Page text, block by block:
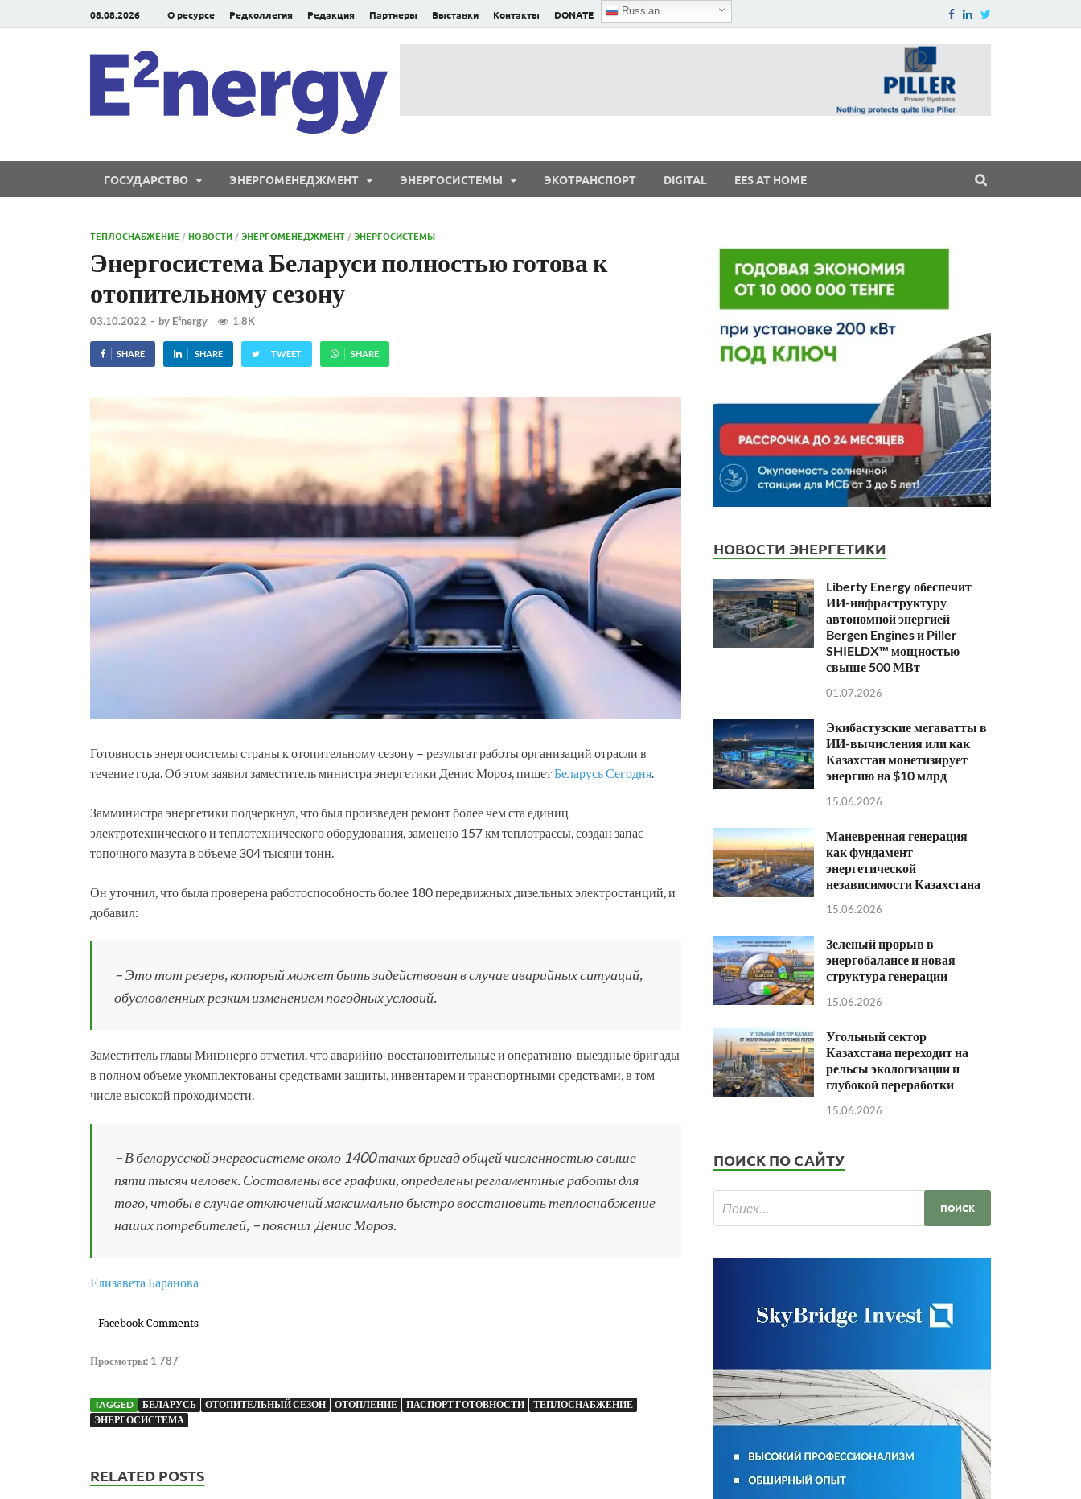
08.08.2026 О ресурсе Редколлегия Редакция Партнеры Выставки Контакты DONATE Russian
ГОСУДАРСТВО ЭНЕРГОМЕНЕДЖМЕНТ ЭНЕРГОСИСТЕМЫ ЭКОТРАНСПОРТ DIGITAL EES AT HOME
ТЕПЛОСНАБЖЕНИЕ /НОВОСТИ /ЭНЕРГОМЕНЕДЖМЕНТ /ЭНЕРГОСИСТЕМЫ
Энергосистема Беларуси полностью готова к
отопительному сезону
03.10.2022 - by E²nergy 1.8K
SHARE SHARE TWEET SHARE
Готовность энергосистемы страны к отопительному сезону – результат работы организаций отрасли в
течение года. Об этом заявил заместитель министра энергетики Денис Мороз, пишетБеларусь Сегодня.
Замминистра энергетики подчеркнул, что был произведен ремонт более чем ста единиц
электротехнического и теплотехнического оборудования, заменено 157 км теплотрассы, создан запас
топочного мазута в объеме 304 тысячи тонн.
Он уточнил, что была проверена работоспособность более 180 передвижных дизельных электростанций, и
добавил:
– Это тот резерв, который может быть задействован в случае аварийных ситуаций,
обусловленных резким изменением погодных условий.
Заместитель главы Минэнерго отметил, что аварийно-восстановительные и оперативно-выездные бригады
в полном объеме укомплектованы средствами защиты, инвентарем и транспортными средствами, в том
числе высокой проходимости.
– В белорусской энергосистеме около 1400 таких бригад общей численностью свыше
пяти тысяч человек. Составлены все графики, определены регламентные работы для
того, чтобы в случае отключений максимально быстро восстановить теплоснабжение
наших потребителей, – пояснил Денис Мороз.
Елизавета Баранова
Facebook Comments
Просмотры: 1 787
TAGGED БЕЛАРУСЬ ОТОПИТЕЛЬНЫЙ СЕЗОН ОТОПЛЕНИЕ ПАСПОРТ ГОТОВНОСТИ
ТЕПЛОСНАБЖЕНИЕ
ЭНЕРГОСИСТЕМА
RELATED POSTS
НОВОСТИ ЭНЕРГЕТИКИ
Liberty Energy обеспечит
ИИ-инфраструктуру
автономной энергией
Bergen Engines и Piller
SHIELDX™ мощностью
свыше 500 МВт
01.07.2026
Экибастузские мегаватты в
ИИ-вычисления или как
Казахстан монетизирует
энергию на $10 млрд
15.06.2026
Маневренная генерация
как фундамент
энергетической
независимости Казахстана
15.06.2026
Зеленый прорыв в
энергобалансе и новая
структура генерации
15.06.2026
Угольный сектор
Казахстана переходит на
рельсы экологизации и
глубокой переработки
15.06.2026
ПОИСК ПО САЙТУ